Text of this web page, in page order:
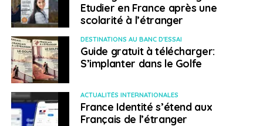
françaises en Ukraine
NE RATEZ PAS
Vivre ailleurs, sur RFI : “l’Espagne et la gestion de
la fiscalité des expatriés”
Laura Mousnier
Etudier en France après une
scolarité à l’étranger
DESTINATIONS AU BANC D'ESSAI
Guide gratuit à télécharger:
S’implanter dans le Golfe
ACTUALITÉS INTERNATIONALES
France Identité s’étend aux
Français de l’étranger